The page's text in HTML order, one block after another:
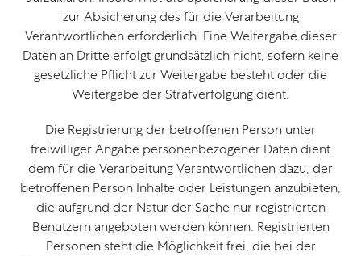
zur Absicherung des für die Verarbeitung
Verantwortlichen erforderlich. Eine Weitergabe dieser
Daten an Dritte erfolgt grundsätzlich nicht, sofern keine
gesetzliche Pflicht zur Weitergabe besteht oder die
Weitergabe der Strafverfolgung dient.
Die Registrierung der betroffenen Person unter
freiwilliger Angabe personenbezogener Daten dient
dem für die Verarbeitung Verantwortlichen dazu, der
betroffenen Person Inhalte oder Leistungen anzubieten,
die aufgrund der Natur der Sache nur registrierten
Benutzern angeboten werden können. Registrierten
Personen steht die Möglichkeit frei, die bei der